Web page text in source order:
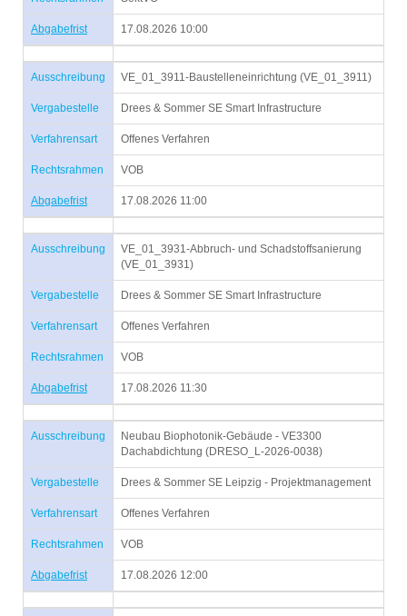
Abgabefrist 17.08.2026 10:00
Ausschreibung VE_01_3911-Baustelleneinrichtung (VE_01_3911)
Vergabestelle Drees & Sommer SE Smart Infrastructure
Verfahrensart Offenes Verfahren
Rechtsrahmen VOB
Abgabefrist 17.08.2026 11:00
Ausschreibung
VE_01_3931-Abbruch- und Schadstoffsanierung
(VE_01_3931)
Vergabestelle Drees & Sommer SE Smart Infrastructure
Verfahrensart Offenes Verfahren
Rechtsrahmen VOB
Abgabefrist 17.08.2026 11:30
Ausschreibung
Neubau Biophotonik-Gebäude - VE3300
Dachabdichtung (DRESO_L-2026-0038)
Vergabestelle Drees & Sommer SE Leipzig - Projektmanagement
Verfahrensart Offenes Verfahren
Rechtsrahmen VOB
Abgabefrist 17.08.2026 12:00